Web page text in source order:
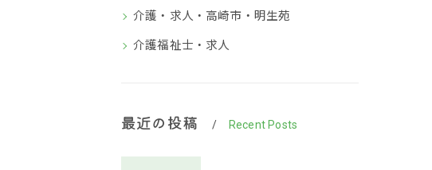
介護・求人・高崎市・明生苑
介護福祉士・求人
最近の投稿 Recent Posts